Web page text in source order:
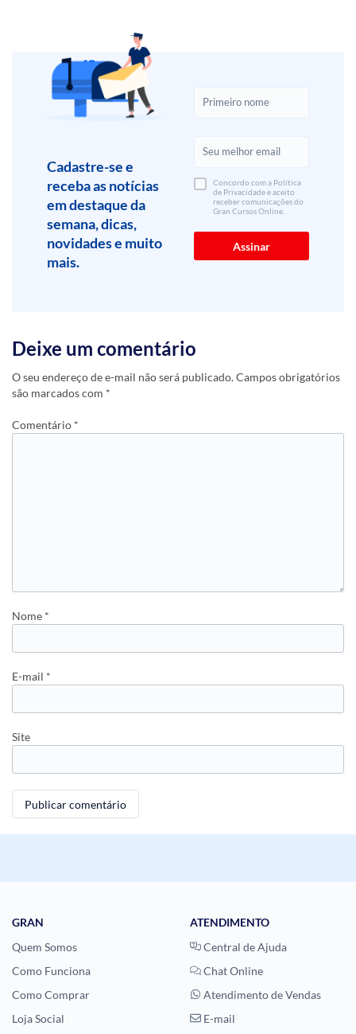
Cadastre-se e
receba as notícias
em destaque da
semana, dicas,
novidades e muito
mais.
Concordo com a Política
de Privacidade e aceito
receber comunicações do
Gran Cursos Online.
Deixe um comentário
O seu endereço de e-mail não será publicado.Campos obrigatórios
são marcados com *
Comentário *
Nome *
E-mail *
Site
GRAN
Quem Somos
Como Funciona
Como Comprar
Loja Social
ATENDIMENTO
Central de Ajuda
Chat Online
Atendimento de Vendas
E-mail